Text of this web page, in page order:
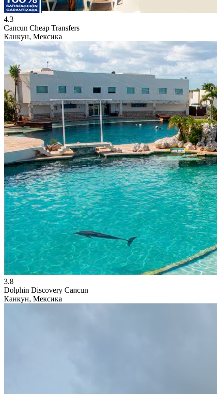
4.3
Cancun Cheap Transfers
Канкун, Мексика
3.8
Dolphin Discovery Cancun
Канкун, Мексика